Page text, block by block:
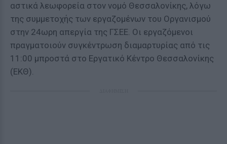
αστικά λεωφορεία στον νομό Θεσσαλονίκης, λόγω
της συμμετοχής των εργαζομένων του Οργανισμού
στην 24ωρη απεργία της ΓΣΕΕ. Οι εργαζόμενοι
πραγματοιούν συγκέντρωση διαμαρτυρίας από τις
11:00 μπροστά στο Εργατικό Κέντρο Θεσσαλονίκης
(ΕΚΘ).